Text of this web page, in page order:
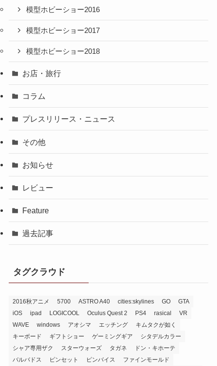
模型ホビーショー2016
模型ホビーショー2017
模型ホビーショー2018
お店・旅行
コラム
プレスリリース・ニュース
その他
お知らせ
レビュー
Feature
過去記事
タグクラウド
2016秋アニメ 5700 ASTRO A40 cities:skylines GO
GTA
iOS
ipad LOGICOOL Oculus Quest 2 PS4 rasical
VR
WAVE
windows アオシマ エッチング
キムタクが如く
キーボード
ギフトショー ゲーミングギア
シタデルカラー
シャア専用ザク
スターウォーズ タガネ
ドン・キホーテ
バルバドス
ピンセット ピンバイス
ファインモールド